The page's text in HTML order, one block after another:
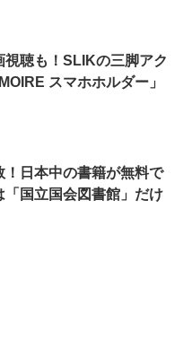
視聴も！SLIKの三脚アク
スマホホルダー」
！日本中の書籍が無料で
「国立国会図書館」だけ